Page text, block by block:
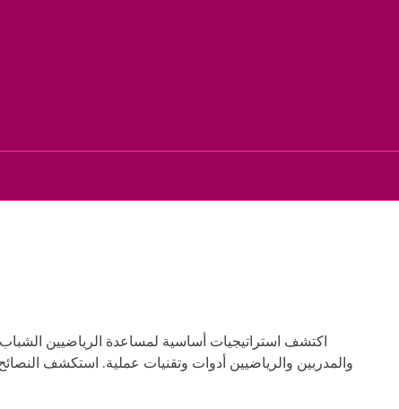
اكتشف استراتيجيات أساسية لمساعدة الرياضيين الشباب
والمدربين والرياضيين أدوات وتقنيات عملية. استكشف النصائح